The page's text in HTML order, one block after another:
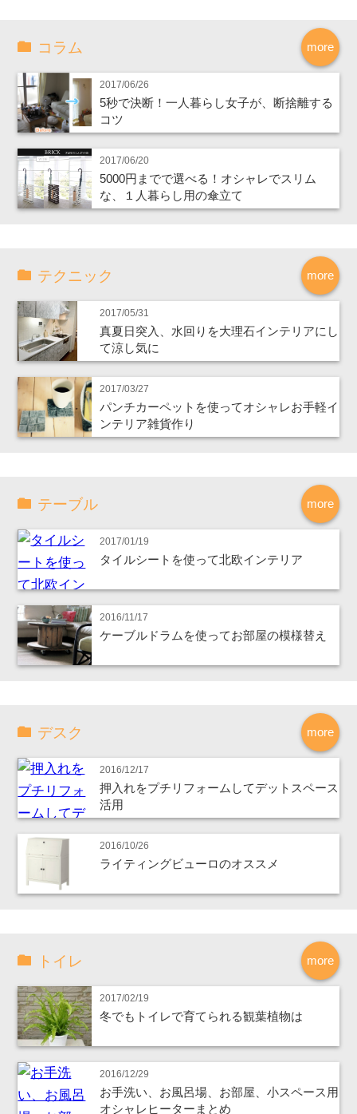
more
コラム
2017/06/26
5秒で決断！一人暮らし女子が、断捨離する
コツ
2017/06/20
5000円までで選べる！オシャレでスリム
な、１人暮らし用の傘立て
more
テクニック
2017/05/31
真夏日突入、水回りを大理石インテリアにし
て涼し気に
2017/03/27
パンチカーペットを使ってオシャレお手軽イ
ンテリア雑貨作り
more
テーブル
2017/01/19
タイルシートを使って北欧インテリア
2016/11/17
ケーブルドラムを使ってお部屋の模様替え
more
デスク
2016/12/17
押入れをプチリフォームしてデットスペース
活用
2016/10/26
ライティングビューロのオススメ
more
トイレ
2017/02/19
冬でもトイレで育てられる観葉植物は
2016/12/29
お手洗い、お風呂場、お部屋、小スペース用
オシャレヒーターまとめ